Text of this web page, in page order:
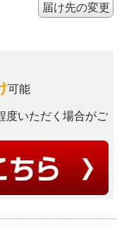
可能
度いただく場合がご
届け先の変更